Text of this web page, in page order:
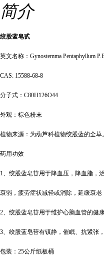
简介
绞股蓝皂甙
英文名称： Gynostemma Pentaphyllum
CAS: 15588-68-8
分子式： C80H126O44
外观：棕色粉末
植物来源：为葫芦科植物绞股蓝的全草。
药用功效
1、绞股蓝皂苷用于降血压，降血脂，
衰弱，疲劳症状减轻或消除，延缓衰老
2、绞股蓝皂苷用于维护心脑血管的健
3、绞股蓝皂苷有镇静，催眠、抗紧张
包装： 25公斤纸板桶